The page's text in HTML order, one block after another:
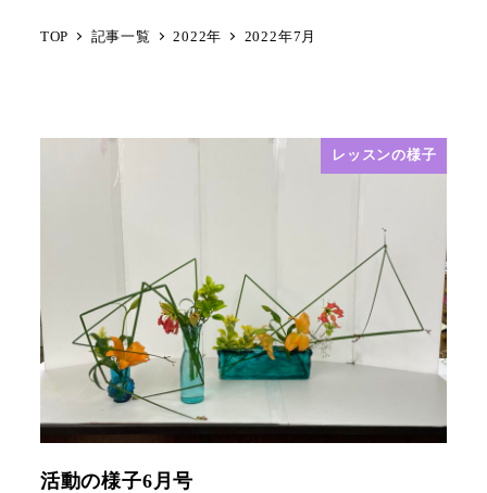
TOP 記事一覧 2022年 2022年7月
レッスンの様子
活動の様子6月号